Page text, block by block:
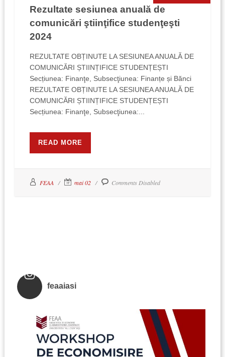
Rezultate sesiunea anuală de
comunicări ştiinţifice studenţeşti
2024
REZULTATE OBȚINUTE LA SESIUNEA ANUALĂ DE
COMUNICĂRI ȘTIINȚIFICE STUDENȚEȘTI
Secțiunea: Finanţe, Subsecţiunea: Finanțe și Bănci
REZULTATE OBȚINUTE LA SESIUNEA ANUALĂ DE
COMUNICĂRI ȘTIINȚIFICE STUDENȚEȘTI
Secțiunea: Finanţe, Subsecţiunea:...
READ MORE
FEAA mai 02 Comments Disabled
feaaiasi